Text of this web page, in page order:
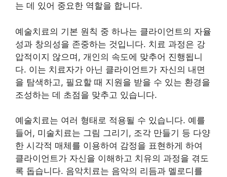
는 데 있어 중요한 역할을 합니다.
예술치료의 기본 원칙 중 하나는 클라이언트의 자율
성과 창의성을 존중하는 것입니다. 치료 과정은 강
압적이지 않으며, 개인의 속도에 맞추어 진행됩니
다. 이는 치료자가 아닌 클라이언트가 자신의 내면
을 탐색하고, 필요할 때 지원을 받을 수 있는 환경을
조성하는 데 초점을 맞추고 있습니다.
예술치료는 여러 형태로 적용될 수 있습니다. 예를
들어, 미술치료는 그림 그리기, 조각 만들기 등 다양
한 시각적 매체를 이용하여 감정을 표현하게 하여
클라이언트가 자신을 이해하고 치유의 과정을 겪도
록 돕습니다. 음악치료는 음악의 리듬과 멜로디를